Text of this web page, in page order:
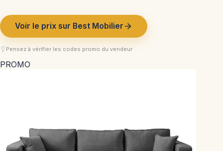
PROMO
Voir le prix sur Best Mobilier
Pensez à vérifier les codes promo du vendeur